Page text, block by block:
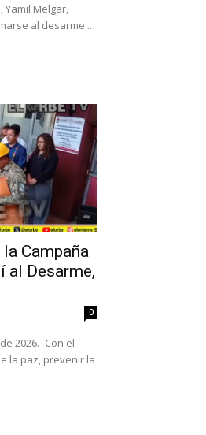
Yamil Melgar,
al desarme...
Campaña
al Desarme,
0
2026.- Con el
la paz, prevenir la